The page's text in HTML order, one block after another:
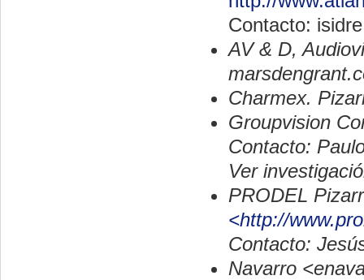
Contacto:
AV & D,
Charmex.
Groupvision
Contacto:
Ver
PRODEL
<http://
Contacto:
Navarro